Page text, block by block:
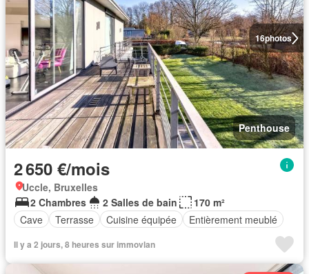
16photos
Penthouse
2 650 €/mois
Uccle, Bruxelles
2 Chambres
2 Salles de bain
170 m²
Cave
Terrasse Cuisine équipée Entièrement meublé
Il y a 2 jours, 8 heures sur immovlan